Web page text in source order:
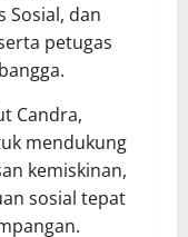
Sosial, dan
petugas
Candra,
mendukung
kemiskinan,
sosial tepat